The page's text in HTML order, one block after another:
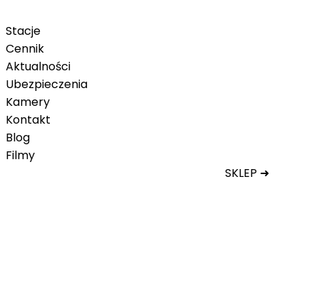
Stacje
Cennik
Aktualności
Ubezpieczenia
Kamery
Kontakt
Blog
Filmy
SKLEP